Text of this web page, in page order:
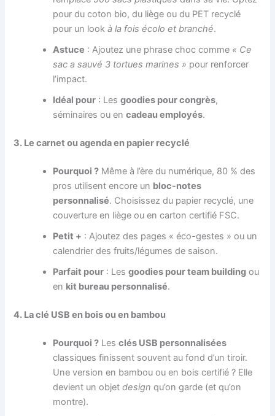
pour du coton bio, du liège ou du PET recyclé
pour un lookà la fois écolo et branché.
Astuce : Ajoutez une phrase choc comme « Ce
sac a sauvé 3 tortues marines » pour renforcer
l’impact.
Idéal pour : Lesgoodies pour congrès,
séminaires ou encadeau employés.
3. Le carnet ou agenda en papier recyclé
Pourquoi ? Même à l’ère du numérique, 80 % des
pros utilisent encore un bloc-notes
personnalisé. Choisissez du papier recyclé, une
couverture en liège ou en carton certifié FSC.
Petit + : Ajoutez des pages « éco-gestes » ou un
calendrier des fruits/légumes de saison.
Parfait pour : Lesgoodies pour team building ou
en kit bureau personnalisé.
4. La clé USB en bois ou en bambou
Pourquoi ? Lesclés USB personnalisées
classiques finissent souvent au fond d’un tiroir.
Une version en bambou ou en bois certifié ? Elle
devient un objetdesign qu’on garde (et qu’on
montre).